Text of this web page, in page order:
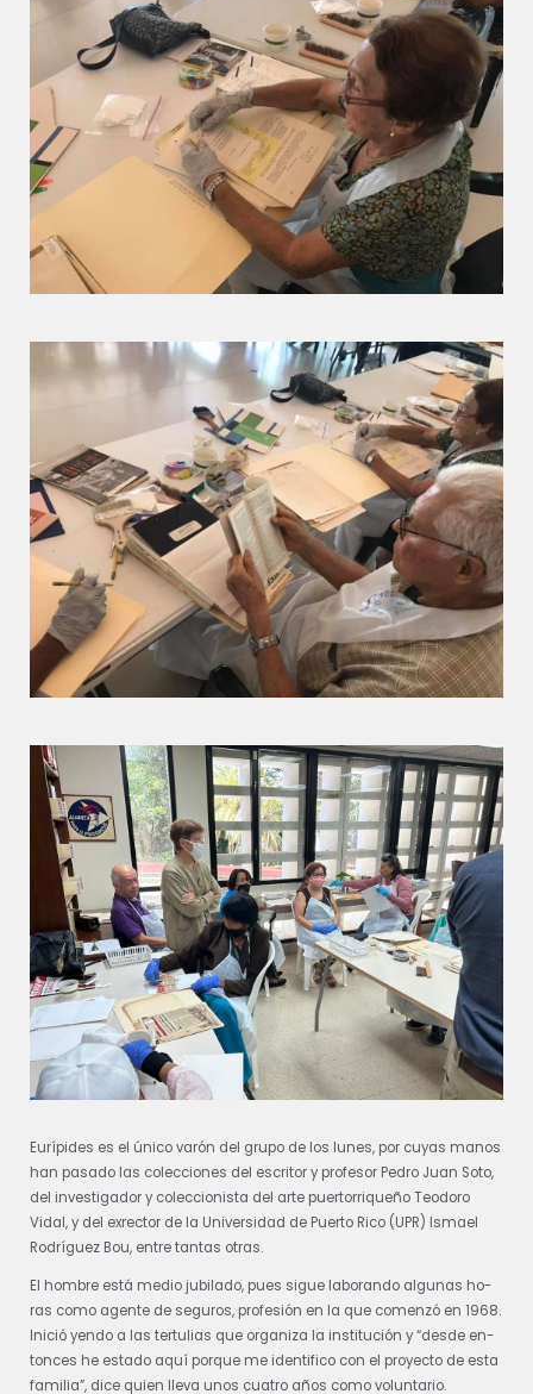
Eu­rí­pi­des es el úni­co va­rón del gru­po de los lu­nes, por cu­yas ma­nos
han pa­sa­do las co­lec­cio­nes del es­cri­tor y pro­fe­sor Pe­dro Juan So­to,
del in­ves­ti­ga­dor y co­lec­cio­nis­ta del ar­te puer­to­rri­que­ño Teo­do­ro
Vidal, y del ex­rec­tor de la Uni­ver­si­dad de Puer­to Ri­co (UPR) Is­mael
Rodríguez Bou, en­tre tan­tas otras.
El hom­bre es­tá me­dio ju­bi­la­do, pues si­gue la­bo­ran­do al­gu­nas ho­
ras como agen­te de se­gu­ros, pro­fe­sión en la que co­men­zó en 1968.
Ini­ció yen­do a las ter­tu­lias que or­ga­ni­za la ins­ti­tu­ción y “des­de en­
ton­ces he es­ta­do aquí por­que me iden­ti­fi­co con el pro­yec­to de es­ta
fa­mi­lia”, di­ce quien lle­va unos cua­tro años como vo­lun­ta­rio.